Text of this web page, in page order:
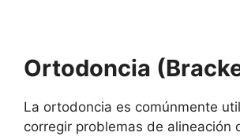
Ortodoncia
La ortodoncia es comúnmente
corregir problemas de alineación